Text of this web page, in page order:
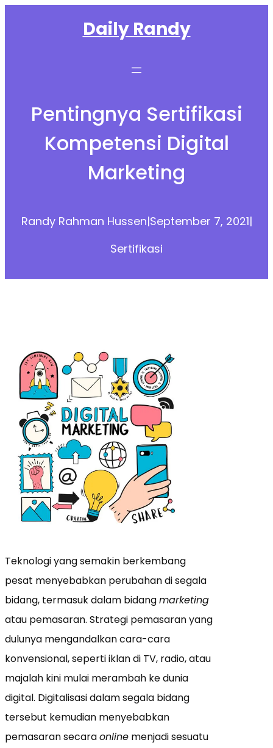
Daily Randy
Pentingnya Sertifikasi
Kompetensi Digital
Marketing
Randy Rahman Hussen|September 7, 2021|
Sertifikasi
Teknologi yang semakin berkembang
pesat menyebabkan perubahan di segala
bidang, termasuk dalam bidangmarketing
atau pemasaran. Strategi pemasaran yang
dulunya mengandalkan cara-cara
konvensional, seperti iklan di TV, radio, atau
majalah kini mulai merambah ke dunia
digital. Digitalisasi dalam segala bidang
tersebut kemudian menyebabkan
pemasaran secaraonline menjadi sesuatu